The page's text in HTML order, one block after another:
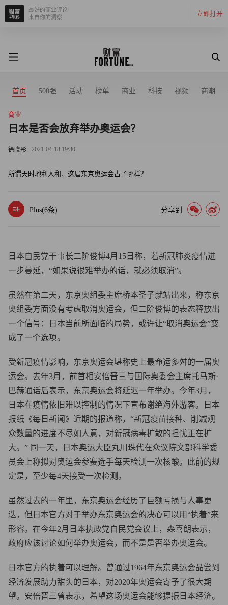
立即打开
最好的商业评论
来自你的洞察
首页 500强 活动 榜单 商业 科技 视频 商潮
商业
日本是否会放弃举办奥运会？
徐晓彤 2021-04-18 19:30
所谓天时地利人和，这届东京奥运会占了哪样？
Plus(6条) 分享到
日本自民党干事长二阶俊博4月15日称，若新冠肺炎疫情进
一步蔓延，“如果说很难举办的话，就必须取消”。
虽然在第二天，东京奥组委主席桥本圣子就站出来，称东京
奥组委方面没有考虑取消奥运会，但二阶俊博的表态释放出
一个信号：日本当前所面临的局势，或许让“取消奥运会”变
成了一个选项。
受新冠疫情影响，东京奥运会堪称史上最命运多舛的一届奥
运会。去年3月，前首相安倍晋三与国际奥委会主席托马斯·
巴赫通话后表示，东京奥运会将延迟一年举办。今年3月，
日本在疫情依旧难以控制的情况下宣布谢绝海外游客。日本
报纸《每日新闻》近期的报道称，“新冠疫苗接种、削减观
众数量的进度不尽如人意，对新冠病毒扩散的担忧正在扩
大。” 同一天，日本奥运大臣丸川珠代在众议院文部科学委
员会上称拟对奥运会参赛选手每天检测一次核酸。此前的规
定是，至少每4天接受一次检测。
虽然过去的一年里，东京奥运会经历了巨额亏损与人事更
迭，但日本官方对于举办东京奥运会的决心可以用“执着”来
形容。在今年2月日本执政党自民党会议上，森喜朗表示，
政府应该讨论如何举办奥运会，而不是是否举办奥运会。
日本官方的执着可以理解。曾通过1964年东京奥运会品尝到
经济发展助力甜头的日本，对2020年奥运会寄予了很大期
望。安倍晋三曾表示，希望这场奥运会能够提振日本经济。